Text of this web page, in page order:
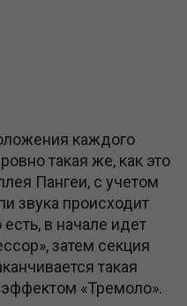
каждого
такая же, как это
Пангеи, с учетом
звука происходит
в начале идет
затем секция
такая
эффектом «Тремоло».